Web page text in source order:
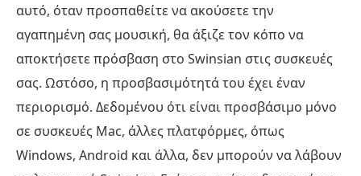
αυτό, όταν προσπαθείτε να ακούσετε την
αγαπημένη σας μουσική, θα άξιζε τον κόπο να
αποκτήσετε πρόσβαση στο Swinsian στις συσκευές
σας. Ωστόσο, η προσβασιμότητά του έχει έναν
περιορισμό. Δεδομένου ότι είναι προσβάσιμο μόνο
σε συσκευές Mac, άλλες πλατφόρμες, όπως
Windows, Android και άλλα, δεν μπορούν να λάβουν